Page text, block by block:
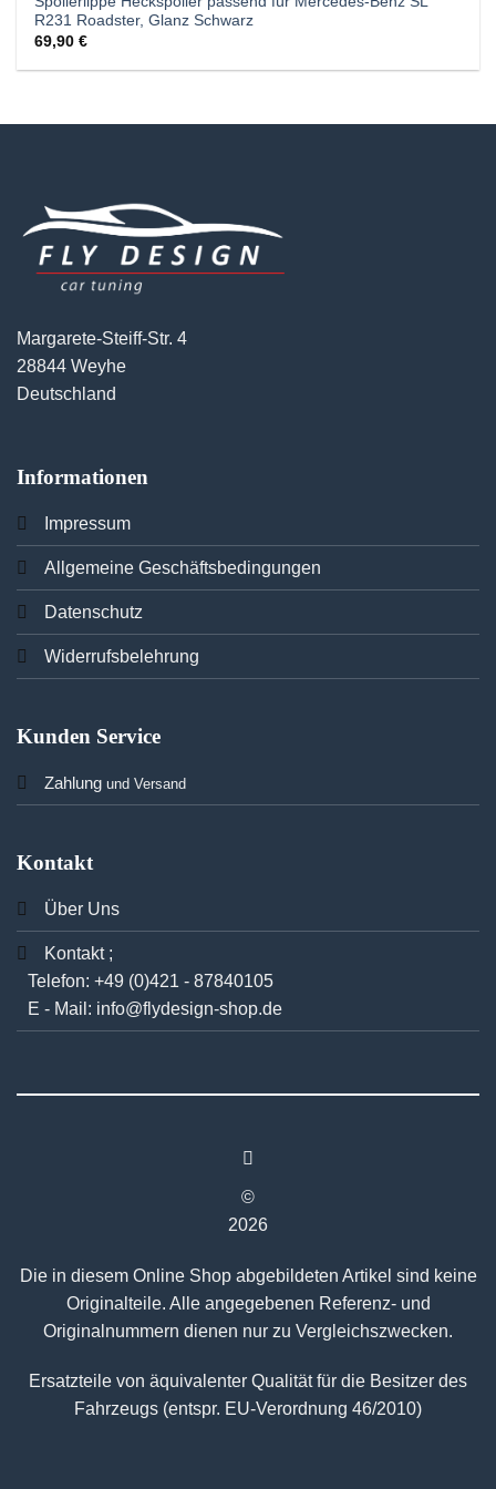
R231 Roadster, Glanz Schwarz
69,90€
Margarete-Steiff-Str. 4
28844 Weyhe
Deutschland
Informationen
Impressum
Allgemeine Geschäftsbedingungen
Datenschutz
Widerrufsbelehrung
Kunden Service
Zahlungund Versand
Kontakt
Über Uns
Kontakt ;
Telefon: +49 (0)421 - 87840105
E - Mail: info@flydesign-shop.de
©
2026
Die in diesem Online Shop abgebildeten Artikel sind keine
Originalteile. Alle angegebenen Referenz- und
Originalnummern dienen nur zu Vergleichszwecken.
Ersatzteile von äquivalenter Qualität für die Besitzer des
Fahrzeugs (entspr. EU-Verordnung 46/2010)